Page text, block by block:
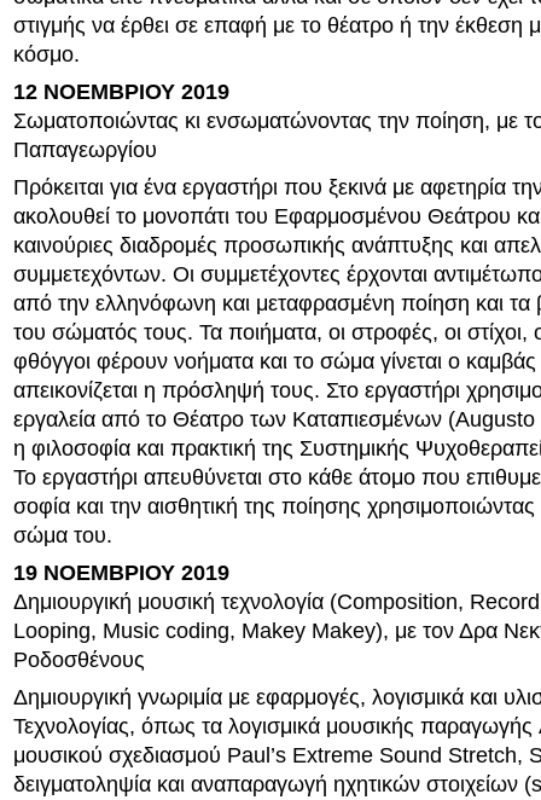
στιγμής να έρθει σε επαφή με το θέατρο ή την έκθεση
κόσμο.
12 ΝΟΕΜΒΡΙΟΥ 2019
Σωματοποιώντας κι ενσωματώνοντας την ποίηση, με
Παπαγεωργίου
Πρόκειται για ένα εργαστήρι που ξεκινά με αφετηρία
ακολουθεί το μονοπάτι του Εφαρμοσμένου Θεάτρου
καινούριες διαδρομές προσωπικής ανάπτυξης και
συμμετεχόντων. Οι συμμετέχοντες έρχονται
από την ελληνόφωνη και μεταφρασμένη ποίηση και
του σώματός τους. Τα ποιήματα, οι στροφές, οι στίχοι,
φθόγγοι φέρουν νοήματα και το σώμα γίνεται ο
απεικονίζεται η πρόσληψή τους. Στο εργαστήρι
εργαλεία από το Θέατρο των Καταπιεσμένων
η φιλοσοφία και πρακτική της Συστημικής
Το εργαστήρι απευθύνεται στο κάθε άτομο που
σοφία και την αισθητική της ποίησης
σώμα του.
19 ΝΟΕΜΒΡΙΟΥ 2019
Δημιουργική μουσική τεχνολογία (Composition,
Looping, Music coding, Makey Makey), με τον Δρα
Ροδοσθένους
Δημιουργική γνωριμία με εφαρμογές, λογισμικά και
Τεχνολογίας, όπως τα λογισμικά μουσικής
μουσικού σχεδιασμού Paul’s Extreme Sound Stretch,
δειγματοληψία και αναπαραγωγή ηχητικών στοιχείων